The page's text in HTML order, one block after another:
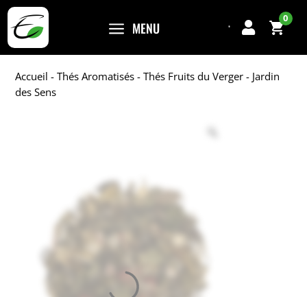
a MENU 
0
Accueil -Thés Aromatisés -Thés Fruits du Verger - Jardin
des Sens